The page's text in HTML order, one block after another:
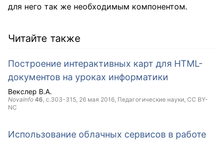
для него так же необходимым компонентом.
Читайте также
Построение интерактивных карт для HTML-
документов на уроках информатики
Векслер В.А.
NovaInfo 46, с.303-315, 26 мая 2016, Педагогические науки, CC BY-
NC
Использование облачных сервисов в работе